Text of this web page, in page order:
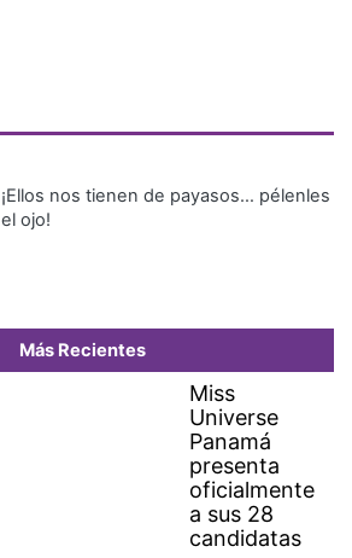
¡Ellos nos tienen de payasos… pélenles
el ojo!
Más Recientes
Miss
Universe
Panamá
presenta
oficialmente
a sus 28
candidatas